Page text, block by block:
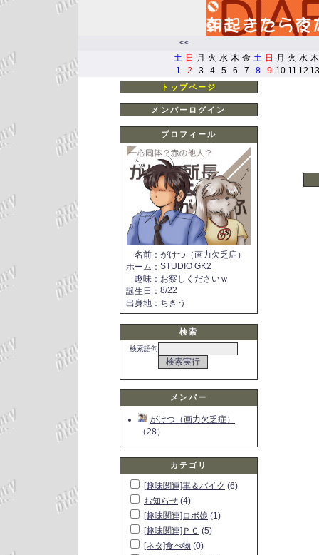
<<
土 日 月 火 水 木 金 土 日 月 火 水 木
1
2 3 4 5 6 7 8 9 10 11 12 13
トップページ
メンバーログイン
プロフィール
名前 ： がけつ（画力欠乏症）
ホーム ： STUDIO GK2
趣味 ： お察しくださいｗ
誕生日 ： 8/22
出身地 ： ちきう
検索
検索語句
メンバー
がけつ（画力欠乏症）
（28）
カテゴリ
[趣味関連]車＆バイク (6)
お知らせ (4)
[趣味関連]ロボ娘 (1)
[趣味関連]ＰＣ (5)
[ネタ]食べ物 (0)